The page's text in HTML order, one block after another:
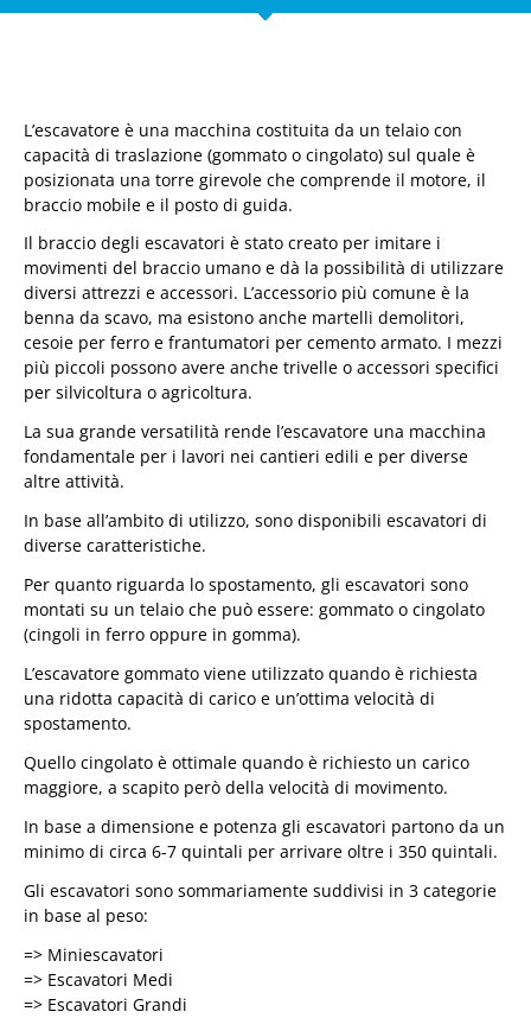
L’escavatore è una macchina costituita da un telaio con
capacità di traslazione (gommato o cingolato) sul quale è
posizionata una torre girevole che comprende il motore, il
braccio mobile e il posto di guida.
Il braccio degli escavatori è stato creato per imitare i
movimenti del braccio umano e dà la possibilità di utilizzare
diversi attrezzi e accessori. L’accessorio più comune è la
benna da scavo, ma esistono anche martelli demolitori,
cesoie per ferro e frantumatori per cemento armato. I mezzi
più piccoli possono avere anche trivelle o accessori specifici
per silvicoltura o agricoltura.
La sua grande versatilità rende l’escavatore una macchina
fondamentale per i lavori nei cantieri edili e per diverse
altre attività.
In base all’ambito di utilizzo, sono disponibili escavatori di
diverse caratteristiche.
Per quanto riguarda lo spostamento, gli escavatori sono
montati su un telaio che può essere: gommato o cingolato
(cingoli in ferro oppure in gomma).
L’escavatore gommato viene utilizzato quando è richiesta
una ridotta capacità di carico e un’ottima velocità di
spostamento.
Quello cingolato è ottimale quando è richiesto un carico
maggiore, a scapito però della velocità di movimento.
In base a dimensione e potenza gli escavatori partono da un
minimo di circa 6-7 quintali per arrivare oltre i 350 quintali.
Gli escavatori sono sommariamente suddivisi in 3 categorie
in base al peso:
=> Miniescavatori
=> Escavatori Medi
=> Escavatori Grandi